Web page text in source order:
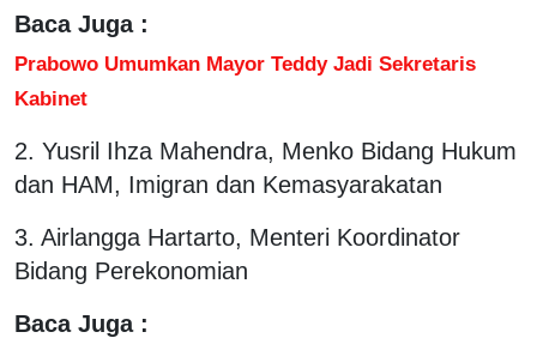
Baca Juga :
Prabowo Umumkan Mayor Teddy Jadi Sekretaris
Kabinet
2. Yusril Ihza Mahendra, Menko Bidang Hukum
dan HAM, Imigran dan Kemasyarakatan
3. Airlangga Hartarto, Menteri Koordinator
Bidang Perekonomian
Baca Juga :